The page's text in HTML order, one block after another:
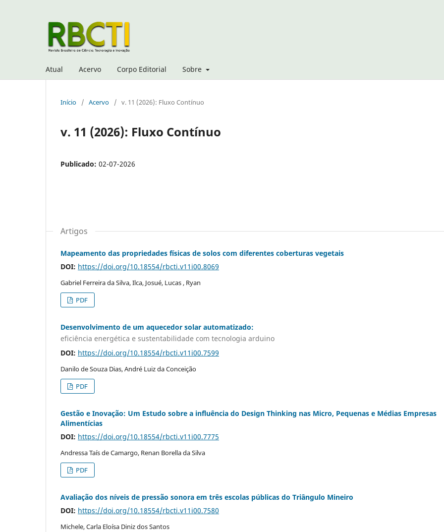
Atual Acervo Corpo Editorial Sobre
Início / Acervo / v. 11 (2026): Fluxo Contínuo
v. 11 (2026): Fluxo Contínuo
Publicado: 02-07-2026
Artigos
Mapeamento das propriedades físicas de solos com diferentes coberturas vegetais
DOI: https://doi.org/10.18554/rbcti.v11i00.8069
Gabriel Ferreira da Silva, Ilca, Josué, Lucas , Ryan
PDF
Desenvolvimento de um aquecedor solar automatizado:
eficiência energética e sustentabilidade com tecnologia arduino
DOI: https://doi.org/10.18554/rbcti.v11i00.7599
Danilo de Souza Dias, André Luiz da Conceição
PDF
Gestão e Inovação: Um Estudo sobre a influência do Design Thinking nas Micro, Pequenas e Médias Empresas
Alimentícias
DOI: https://doi.org/10.18554/rbcti.v11i00.7775
Andressa Taís de Camargo, Renan Borella da Silva
PDF
Avaliação dos níveis de pressão sonora em três escolas públicas do Triângulo Mineiro
DOI: https://doi.org/10.18554/rbcti.v11i00.7580
Michele, Carla Eloísa Diniz dos Santos